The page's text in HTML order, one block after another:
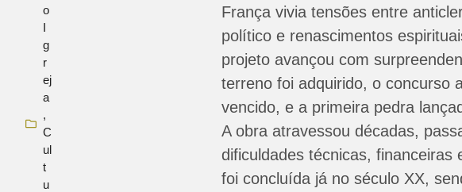
o
I
g
r
ej
a
,
C
ul
t
u
França vivia tensões entre
político e renascimentos
projeto avançou com
terreno foi adquirido, o concurso
vencido, e a primeira pedra
A obra atravessou décadas,
dificuldades técnicas, financeiras
foi concluída já no século XX,